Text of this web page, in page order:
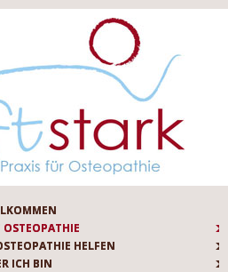
OSTEOPATHIE
HELFEN
ICH BIN